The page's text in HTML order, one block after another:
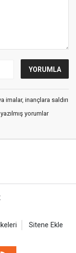
imalar, inançlara saldırı
yorumlar
Sitene Ekle